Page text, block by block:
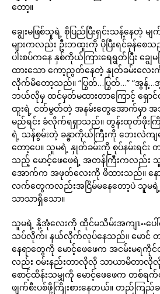
တော့။
ချွေးမဖြစ်သူရဲ့ စိုပြည်ပြီးရှင်းသန့်နေတဲ့
များကလည်း ဦးဘထူးကို ပိုပြီးရင်ခုန်စ
ပါးစပ်ကနေ နှစ်ကိုယ်ကြားရေရွတ်ပြီး ချွေ
ထားသော ကော့ညွတ်နေတဲ့ နှုတ်ခမ်းလေးကို
လိုက်မိတော့သည်။ “ပြွတ်…ပြွတ်…” “အွန့်…အွန့်
ဘယ်လိုမှ ထင်မှတ်မထားတာကြောင့် ရှော
ထူးရဲ့ ငတ်မွတ်တဲ့ အနမ်းတွေအောက်မှာ
မည်ရင်း ခံလိုက်ရရှာသည်။ တွန်းထုတ်ဖိုးက
ရဲ့ သန်စွမ်းတဲ့ ခန္ဓာကိုယ်ကြီးကို ဘေးလဲက
တော့ပေ။ သူမရဲ့ နှုတ်ခမ်းကို စုပ်နမ်းရင်း တဖ
သည့် မောင့်ဖေဖေရဲ့ အတန်ကြီးကလည်း
အောက်က အဖုတ်လေးကို ဖိထားသည်။ နောက်
လက်တွေကလည်းအငြိမ်မနေတော့ပဲ သူမရဲ့
သာသာရှိသော။
သူမရဲ့ နို့အုံလေးကို ထိုင်မသိမ်းအကျၤႌပ
သပ်လိုက်၊ နယ်လိုက်လုပ်နေသည်။ မောင်
နေရာတွေကို မောင့်ဖေဖေက အငမ်းမရ
လည်း ဝမ်းနည်းတာလိုလို သာယာမိတာလိုလိုဖြ
စောင့်ထိန်းသမျှကို မောင့်ဖေဖေက တစ်ရ
ဖျက်စီးပစ်ဖို့ကြိုးစားနေတယ်။ တည်ကြည်